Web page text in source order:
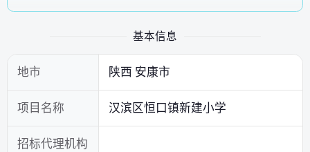
基本信息
地市 陕西 安康市
项目名称 汉滨区恒口镇新建小学
招标代理机构